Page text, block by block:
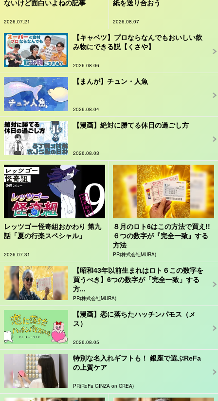
ないけど面白いよねの記事
2026.07.21
紙を送り合おう
2026.08.07
【キャベツ】プロならなんでもおいしい飲
み物にできる説【くさや】
2026.08.06
【まんが】チュン・人魚
2026.08.04
【漫画】絶対に勝てる休日の過ごし方
2026.08.03
レッツゴー怪奇組おかわり 第九
話「夏の行楽スペシャル」
2026.07.31
８月のロト6はこの方法で買え!!
６つの数字が『完全一致』する
方法
PR(株式会社MURA)
【昭和43年以前生まれはロト６この数字を
買うべき】6つの数字が「完全一致」する
方...
PR(株式会社MURA)
【漫画】恋に落ちたハッチンパモス（メ
ス）
2026.08.05
特別な名入れギフトも！ 銀座で選ぶReFa
の上質ケア
PR(ReFa GINZA on CREA)